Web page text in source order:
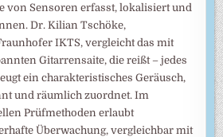
von Sensoren erfasst, lokalisiert und
Dr. Kilian Tschöke,
IKTS, vergleicht das mit
Gitarrensaite, die reißt – jedes
ein charakteristisches Geräusch,
und räumlich zuordnet. Im
Prüfmethoden erlaubt
Überwachung, vergleichbar mit